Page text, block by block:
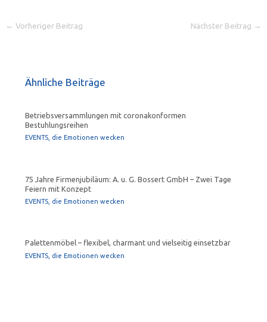
← Vorheriger Beitrag Nächster Beitrag →
Ähnliche Beiträge
Betriebsversammlungen mit coronakonformen
Bestuhlungsreihen
EVENTS, die Emotionen wecken
75 Jahre Firmenjubiläum: A. u. G. Bossert GmbH – Zwei Tage
Feiern mit Konzept
EVENTS, die Emotionen wecken
Palettenmöbel – flexibel, charmant und vielseitig einsetzbar
EVENTS, die Emotionen wecken